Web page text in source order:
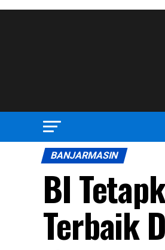
BANJARMASIN
BI
Terbaik